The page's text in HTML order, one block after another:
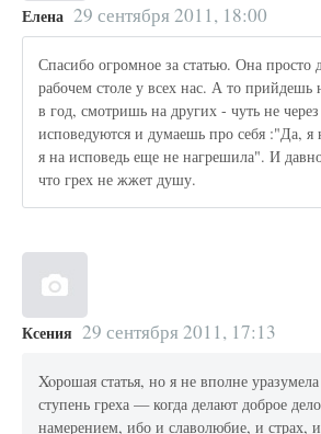
Елена 29 сентября 2011, 18:00
Спасибо огромное за статью. Она просто
рабочем столе у всех нас. А то прийдешь
в год, смотришь на других - чуть не
исповедуются и думаешь про себя :"Да, я
я на исповедь еще не нагрешила". И
что грех не жжет душу.
Ксения 29 сентября 2011, 17:13
Xoрошая статья, но я не вполне
ступень греха — когда делают доброе
намерением, ибо и славолюбие, и страх,